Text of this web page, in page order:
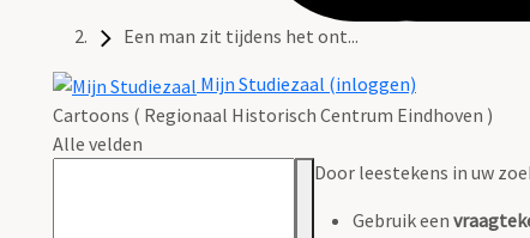
Een man zit tijdens het ont...
Mijn Studiezaal (inloggen)
Cartoons ( Regionaal Historisch Centrum Eindhoven )
Alle velden
Door leestekens in uw
Gebruik een